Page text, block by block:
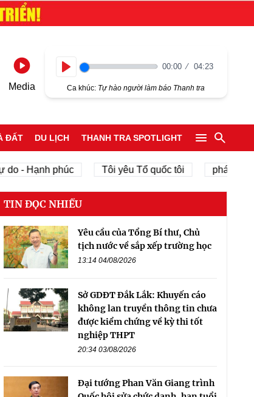
Media
00:00 04:23
Ca khúc: Tự hào người làm báo Thanh tra
ĐẤT DU LỊCH THANH TRA SPOTLIGHT
phúc Tôi yêu Tổ quốc tôi phát triển kinh
TIN ĐỌC NHIỀU
Yêu cầu của Tổng Bí thư, Chủ
tịch nước về sắp xếp trường học
13:14 04/08/2026
Sở GDĐT Đắk Lắk: Khuyến cáo
không lan truyền thông tin chưa
được kiểm chứng về kỳ thi tốt
nghiệp THPT
20:34 03/08/2026
Đại tướng Phan Văn Giang trình